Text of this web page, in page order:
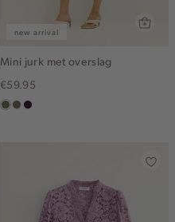
new arrival
Mini jurk met overslag
€59.95
groen,
middenbruin
bordeaux,